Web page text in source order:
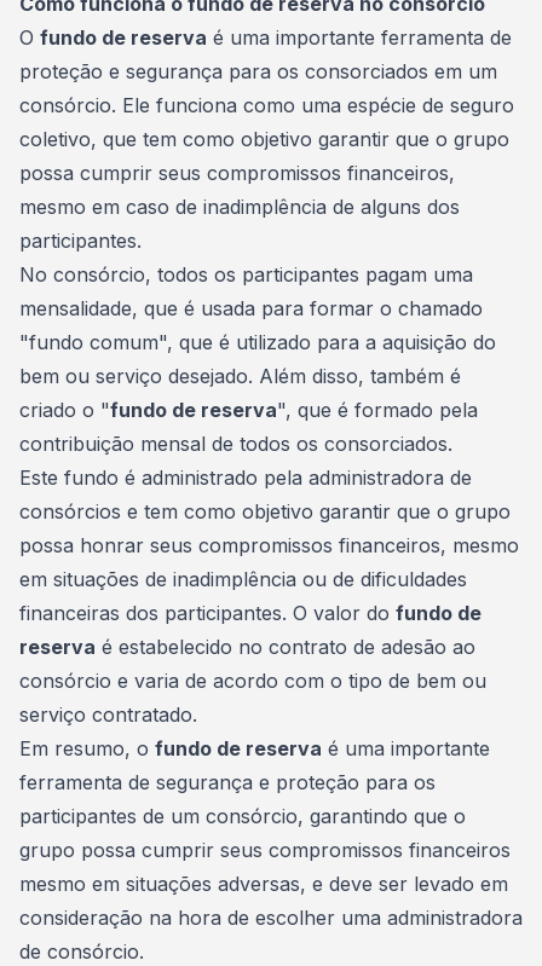
O fundo de reserva é uma importante ferramenta de
proteção e segurança para os consorciados em um
consórcio. Ele funciona como uma espécie de seguro
coletivo, que tem como objetivo garantir que o grupo
possa cumprir seus compromissos financeiros,
mesmo em caso de inadimplência de alguns dos
participantes.
No consórcio, todos os participantes pagam uma
mensalidade, que é usada para formar o chamado
"fundo comum", que é utilizado para a aquisição do
bem ou serviço desejado. Além disso, também é
criado o "fundo de reserva", que é formado pela
contribuição mensal de todos os consorciados.
Este fundo é administrado pela administradora de
consórcios e tem como objetivo garantir que o grupo
possa honrar seus compromissos financeiros, mesmo
em situações de inadimplência ou de dificuldades
financeiras dos participantes. O valor do fundo de
reserva é estabelecido no contrato de adesão ao
consórcio e varia de acordo com o tipo de bem ou
serviço contratado.
Em resumo, o fundo de reserva é uma importante
ferramenta de segurança e proteção para os
participantes de um consórcio, garantindo que o
grupo possa cumprir seus compromissos financeiros
mesmo em situações adversas, e deve ser levado em
consideração na hora de escolher uma administradora
de consórcio.